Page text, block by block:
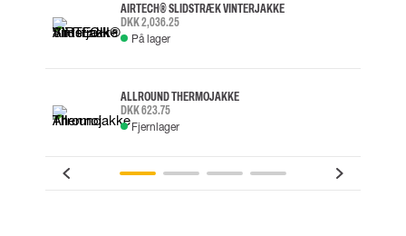
AIRTECH® SLIDSTRÆK VINTERJAKKE
DKK 2,036.25
På lager
ALLROUND THERMOJAKKE
DKK 623.75
Fjernlager